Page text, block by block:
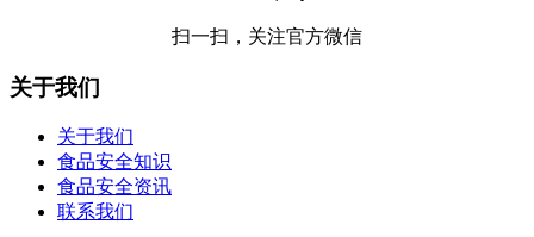
扫一扫，关注官方微信
关于我们
关于我们
食品安全知识
食品安全资讯
联系我们